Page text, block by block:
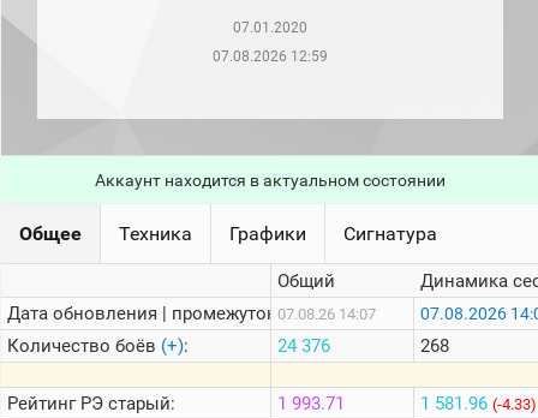
Топ 1000
Топ
сессии)
Топ
Кланы
Статистика
стримеров
07.01.2020
07.08.2026 12:59
Аккаунт находится в актуальном состоянии
Общее Техника Графики Сигнатура
Дата обновления | промежуток:
Количество боёв (+):
РейтингРЭ старый:
Общий
07.08.26 14:07
24 376
1 993.71
Динамика
07.08.2026
268
1 581.96 (-4.33)